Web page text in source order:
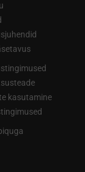
kasutamine